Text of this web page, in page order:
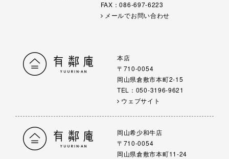
FAX：086-697-6223
メールでお問い合わせ
本店
〒710-0054
岡山県倉敷市本町2-15
TEL：050-3196-9621
ウェブサイト
岡山希少和牛店
〒710-0054
岡山県倉敷市本町11-24